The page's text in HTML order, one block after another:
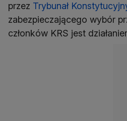
przez Trybunał
zabezpieczającego wybór
członków KRS jest